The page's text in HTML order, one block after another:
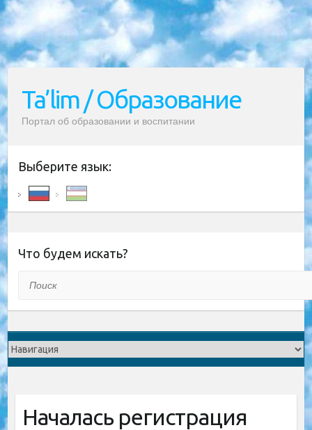
Ta’lim / Образование
Портал об образовании и воспитании
Выберите язык:
Что будем искать?
Началась регистрация